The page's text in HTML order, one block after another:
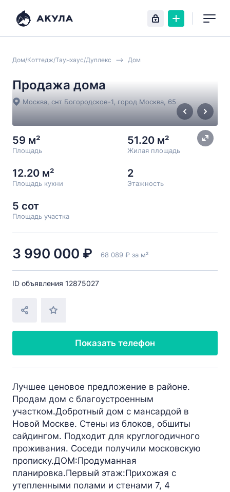
Дом/Коттедж/Таунхаус/Дуплекс Дом
Продажа дома
Москва, снт Богородское-1, город Москва, 65
59 м²
Площадь
51.20 м²
Жилая площадь
12.20 м²
Площадь кухни
2
Этажность
5 сот
Площадь участка
3 990 000 ₽ 68 089 ₽ за м²
ID объявления 12875027
Показать телефон
Лучшее ценовое предложение в районе.
Продам дом с благоустроенным
участком.Добротный дом с мансардой в
Новой Москве. Стены из блоков, обшиты
сайдингом. Подходит для круглогодичного
проживания. Соседи получили московскую
прописку.ДОМ:Продуманная
планировка.Первый этаж:Прихожая с
утепленными полами и стенами 7, 4